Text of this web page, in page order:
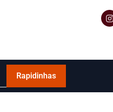
Rapidinhas